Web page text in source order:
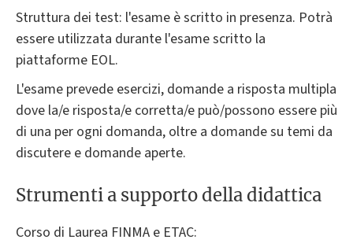
Struttura dei test: l'esame è scritto in presenza. Potrà
essere utilizzata durante l'esame scritto la
piattaforme EOL.
L'esame prevede esercizi, domande a risposta multipla
dove la/e risposta/e corretta/e può/possono essere più
di una per ogni domanda, oltre a domande su temi da
discutere e domande aperte.
Strumenti a supporto della didattica
Corso di Laurea FINMA e ETAC: